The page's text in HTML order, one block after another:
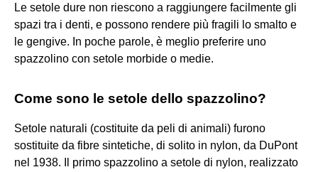
Le setole dure non riescono a raggiungere facilmente gli
spazi tra i denti, e possono rendere più fragili lo smalto e
le gengive. In poche parole, è meglio preferire uno
spazzolino con setole morbide o medie.
Come sono le setole dello spazzolino?
Setole naturali (costituite da peli di animali) furono
sostituite da fibre sintetiche, di solito in nylon, da DuPont
nel 1938. Il primo spazzolino a setole di nylon, realizzato